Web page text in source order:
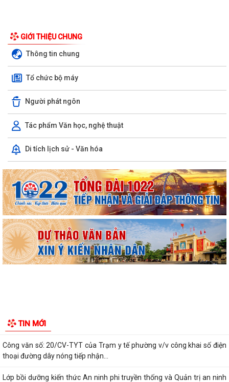
GIỚI THIỆU CHUNG
Thông tin chung
Tổ chức bộ máy
Người phát ngôn
Tác phẩm Văn học, nghệ thuật
Di tích lịch sử - Văn hóa
TIN MỚI
Ban đại diện Hội đồng quản trị Ngân hàng Chính sách xã hội phường
Kiến An tổ chức phiên họp giao...
TỪ NGÀY 08/8/2026: NHIỀU THỦ TỤC HÀNH CHÍNH TRỰC TUYẾN TẠI
THÀNH PHỐ HẢI PHÒNG ĐƯỢC THU PHÍ, LỆ PHÍ...
Chi bộ trường Tiểu học Quang Trung kết nạp Đảng viên mới
2026
Công văn số: 20/CV-TYT của Trạm y tế phường v/v công khai số điện
thoại đường dây nóng tiếp nhận...
Lớp bồi dưỡng kiến thức An ninh phi truyền thống và Quản trị an ninh